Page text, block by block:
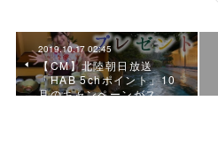
2019.10.17 02:45
【CM】北陸朝日放送
「HAB 5chポイント」10
月のキャンペーンがス…